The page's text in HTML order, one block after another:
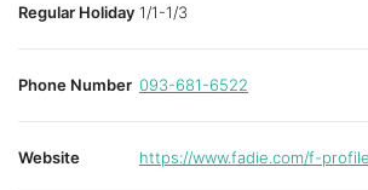
Regular Holiday 1/1-1/3
Phone Number 093-681-6522
Website https://www.fadie.com/f-